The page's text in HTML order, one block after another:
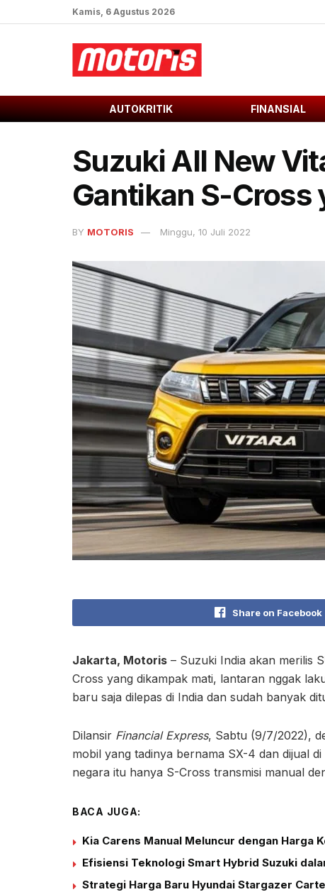
Kamis, 6 Agustus 2026
AUTOKRITIK FINANSIAL
Suzuki All New
Gantikan S-Cross
BY MOTORIS Minggu, 10 Juli 2022
Share on Facebook
Jakarta, Motoris – Suzuki India akan merilis
Cross yang dikampak mati, lantaran nggak
baru saja dilepas di India dan sudah banyak
Dilansir Financial Express, Sabtu (9/7/2022),
mobil yang tadinya bernama SX-4 dan dijual
negara itu hanya S-Cross transmisi manual
BACA JUGA:
Kia Carens Manual Meluncur dengan
Efisiensi Teknologi Smart Hybrid Suzuki
Strategi Harga Baru Hyundai Stargazer